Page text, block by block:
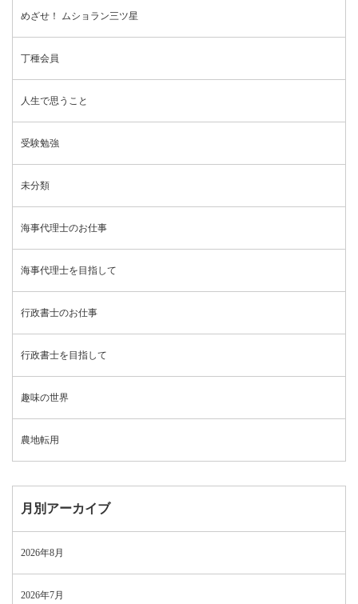
めざせ！ ムショラン三ツ星
丁種会員
人生で思うこと
受験勉強
未分類
海事代理士のお仕事
海事代理士を目指して
行政書士のお仕事
行政書士を目指して
趣味の世界
農地転用
月別アーカイブ
2026年8月
2026年7月